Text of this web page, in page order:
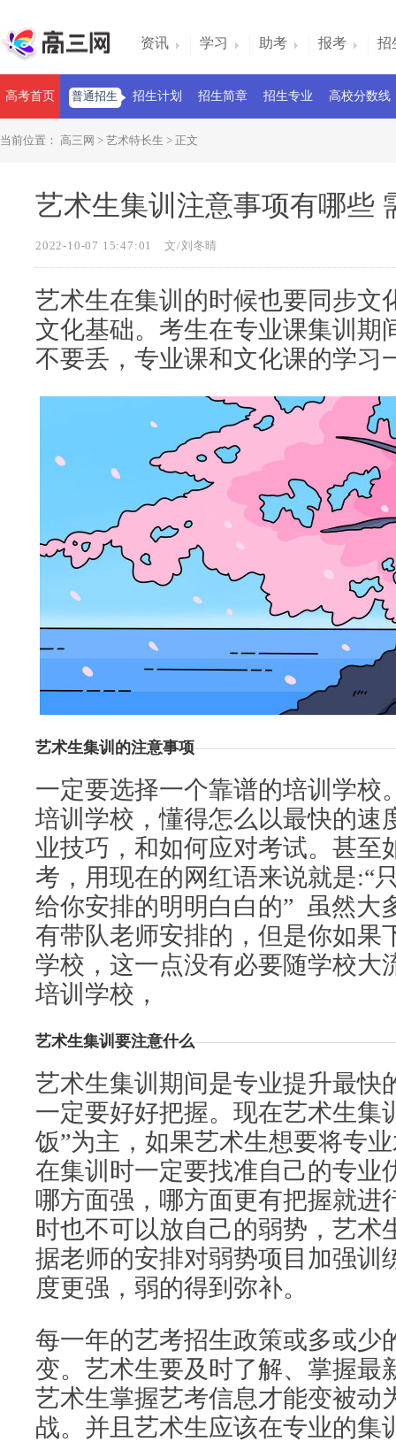
资讯 学习 助考 报考 招
高考首页 普通招生 招生计划 招生简章 招生专业 高校分数线
当前位置： 高三网 > 艺术特长生 > 正文
艺术生集训注意事项有哪些
2022-10-07 15:47:01 文/刘冬晴
艺术生在集训的时候也要同步文
文化基础。考生在专业课集训期
不要丢，专业课和文化课的学习
艺术生集训的注意事项
一定要选择一个靠谱的培训学校
培训学校，懂得怎么以最快的速
业技巧，和如何应对考试。甚至
考，用现在的网红语来说就是:“
给你安排的明明白白的” 虽然大
有带队老师安排的，但是你如果
学校，这一点没有必要随学校大
培训学校，
艺术生集训要注意什么
艺术生集训期间是专业提升最快
一定要好好把握。现在艺术生集
饭”为主，如果艺术生想要将专
在集训时一定要找准自己的专业
哪方面强，哪方面更有把握就进
时也不可以放自己的弱势，艺术
据老师的安排对弱势项目加强训
度更强，弱的得到弥补。
每一年的艺考招生政策或多或少
变。艺术生要及时了解、掌握最
艺术生掌握艺考信息才能变被动
战。并且艺术生应该在专业的集